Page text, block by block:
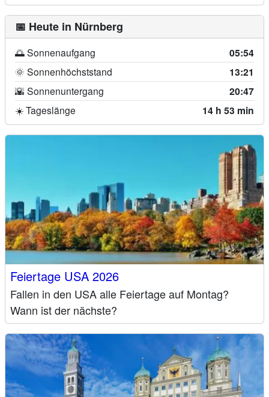
📅 Heute in Nürnberg
🌅 Sonnenaufgang 05:54
🌞 Sonnenhöchststand 13:21
🌇 Sonnenuntergang 20:47
☀️ Tageslänge 14 h 53 min
Feiertage USA 2026
Fallen in den USA alle Feiertage auf Montag?
Wann ist der nächste?